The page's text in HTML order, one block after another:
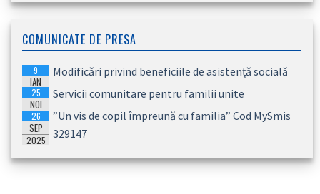
COMUNICATE DE PRESA
9
IAN
2026
Modificări privind beneficiile de asistență socială
25
NOI
2025
Servicii comunitare pentru familii unite
26
SEP
2025
”Un vis de copil împreună cu familia” Cod MySmis
329147